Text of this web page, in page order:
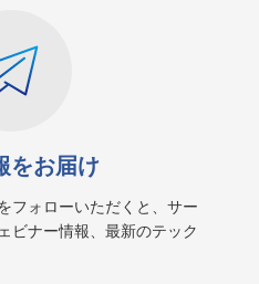
をお届け
フォローいただくと、サー
ビナー情報、最新のテック